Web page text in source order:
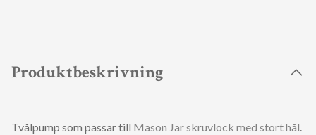
Produktbeskrivning
Tvålpump som passar till Mason Jar skruvlock med stort hål.